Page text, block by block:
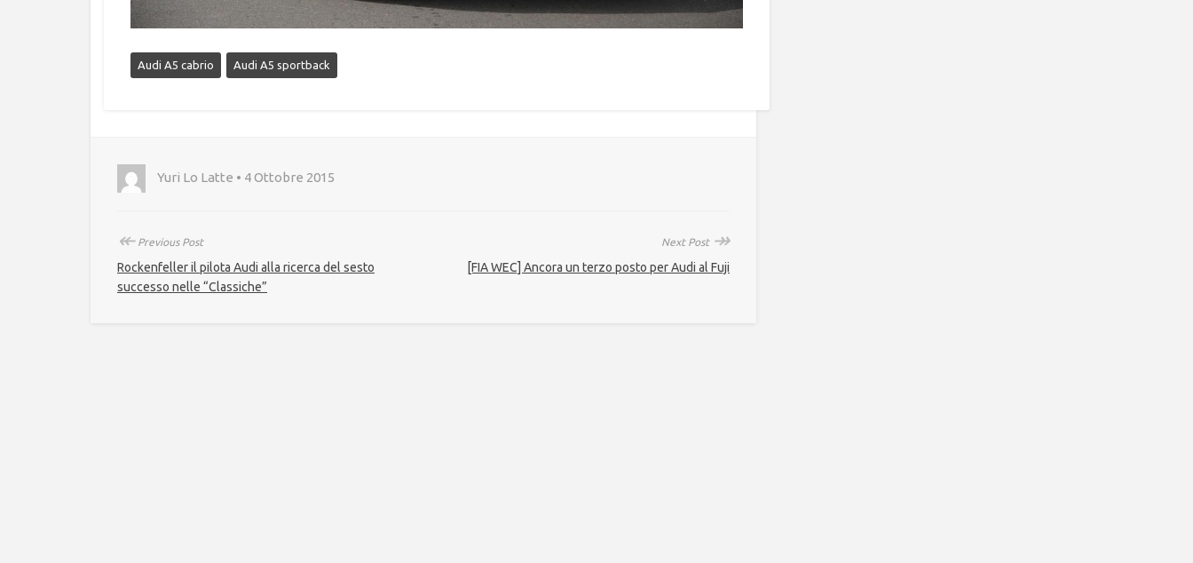
Audi A5 cabrio Audi A5 sportback
Yuri Lo Latte • 4 Ottobre 2015
↞Previous Post
Rockenfeller il pilota Audi alla ricerca del sesto
successo nelle “Classiche”
Next Post ↠
[FIA WEC] Ancora un terzo posto per Audi al Fuji